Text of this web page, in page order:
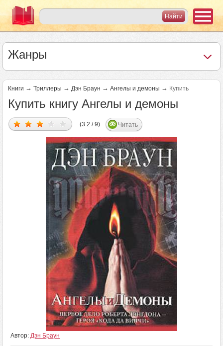
Жанры
Книги → Триллеры → Дэн Браун → Ангелы и демоны → Купить
Купить книгу Ангелы и демоны
(3.2 / 9) Читать
Автор: Дэн Браун